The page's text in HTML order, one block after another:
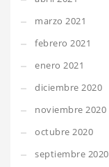
marzo 2021
febrero 2021
enero 2021
diciembre 2020
noviembre 2020
octubre 2020
septiembre 2020